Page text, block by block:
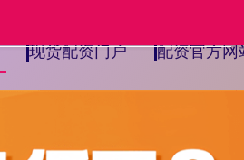
现货配资门户 配资官方网